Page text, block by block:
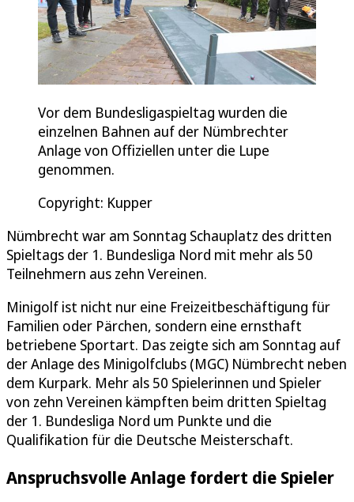
Vor dem Bundesligaspieltag wurden die
einzelnen Bahnen auf der Nümbrechter
Anlage von Offiziellen unter die Lupe
genommen.
Copyright: Kupper
Nümbrecht war am Sonntag Schauplatz des dritten
Spieltags der 1. Bundesliga Nord mit mehr als 50
Teilnehmern aus zehn Vereinen.
Minigolf ist nicht nur eine Freizeitbeschäftigung für
Familien oder Pärchen, sondern eine ernsthaft
betriebene Sportart. Das zeigte sich am Sonntag auf
der Anlage des Minigolfclubs (MGC) Nümbrecht neben
dem Kurpark. Mehr als 50 Spielerinnen und Spieler
von zehn Vereinen kämpften beim dritten Spieltag
der 1. Bundesliga Nord um Punkte und die
Qualifikation für die Deutsche Meisterschaft.
Anspruchsvolle Anlage fordert die Spieler